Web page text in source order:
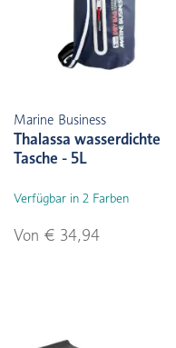
Marine Business
Thalassa wasserdichte
Tasche - 5L
Verfügbar in 2 Farben
Von € 34,94